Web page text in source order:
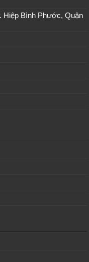
Hiệp Bình Phước, Quận